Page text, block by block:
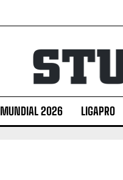
MUNDIAL 2026 LIGAPRO